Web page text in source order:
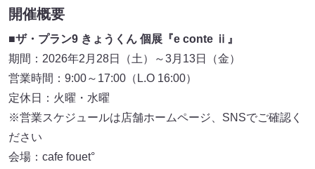
開催概要
■ザ・プラン9 きょうくん 個展『e conte ⅱ』
期間：2026年2月28日（土）～3月13日（金）
営業時間：9:00～17:00（L.O 16:00）
定休日：火曜・水曜
※営業スケジュールは店舗ホームページ、SNSでご確認く
ださい
会場：cafe fouet°